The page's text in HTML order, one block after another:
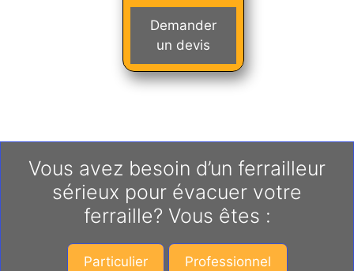
Demander
un devis
Vous avez besoin d’un ferrailleur
sérieux pour évacuer votre
ferraille? Vous êtes :
Particulier Professionnel